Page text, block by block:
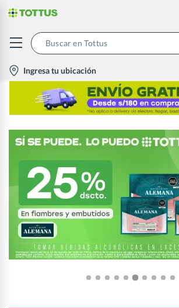
location-
icon
Ingresa tu ubicación